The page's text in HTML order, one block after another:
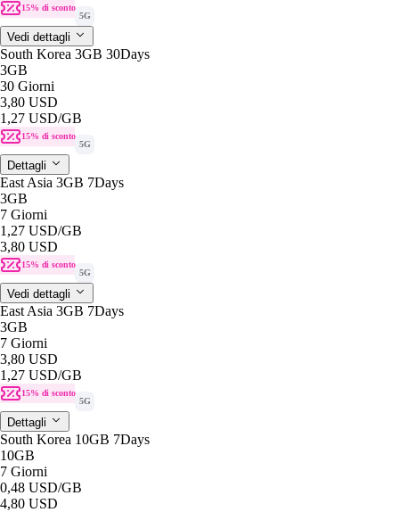
15% di sconto
5G
Vedi dettagli
South Korea 3GB 30Days
3GB
30 Giorni
3,80 USD
1,27 USD/GB
15% di sconto
5G
Dettagli
East Asia 3GB 7Days
3GB
7 Giorni
1,27 USD/GB
3,80 USD
15% di sconto
5G
Vedi dettagli
East Asia 3GB 7Days
3GB
7 Giorni
3,80 USD
1,27 USD/GB
15% di sconto
5G
Dettagli
South Korea 10GB 7Days
10GB
7 Giorni
0,48 USD/GB
4,80 USD